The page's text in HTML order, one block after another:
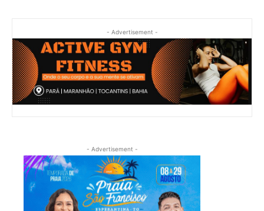
- Advertisement -
- Advertisement -